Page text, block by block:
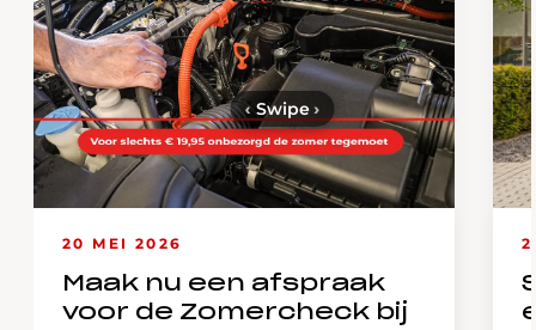
20 MEI 2026
Maak nu een afspraak
voor de Zomercheck bij
‹ Swipe›